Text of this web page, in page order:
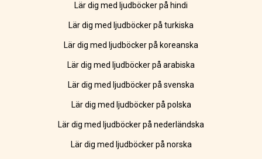
Lär dig med ljudböcker på hindi
Lär dig med ljudböcker på turkiska
Lär dig med ljudböcker på koreanska
Lär dig med ljudböcker på arabiska
Lär dig med ljudböcker på svenska
Lär dig med ljudböcker på polska
Lär dig med ljudböcker på nederländska
Lär dig med ljudböcker på norska